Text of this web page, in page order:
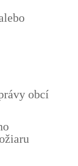
obcí